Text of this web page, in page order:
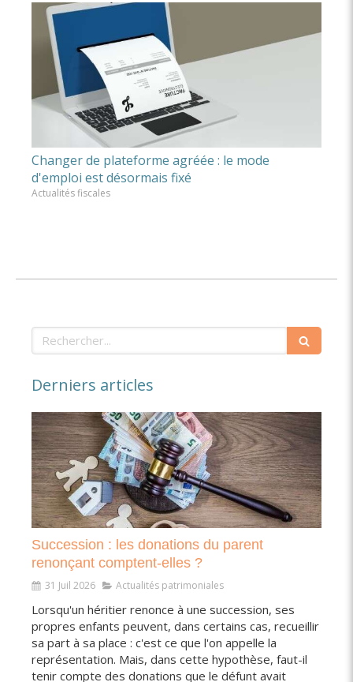
Changer de plateforme agréée : le mode
d'emploi est désormais fixé
Actualités fiscales
Rechercher
Derniers articles
Succession : les donations du parent
renonçant comptent-elles ?
31 Juil 2026 Actualités patrimoniales
Lorsqu'un héritier renonce à une succession, ses
propres enfants peuvent, dans certains cas, recueillir
sa part à sa place : c'est ce que l'on appelle la
représentation. Mais, dans cette hypothèse, faut-il
tenir compte des donations que le défunt avait